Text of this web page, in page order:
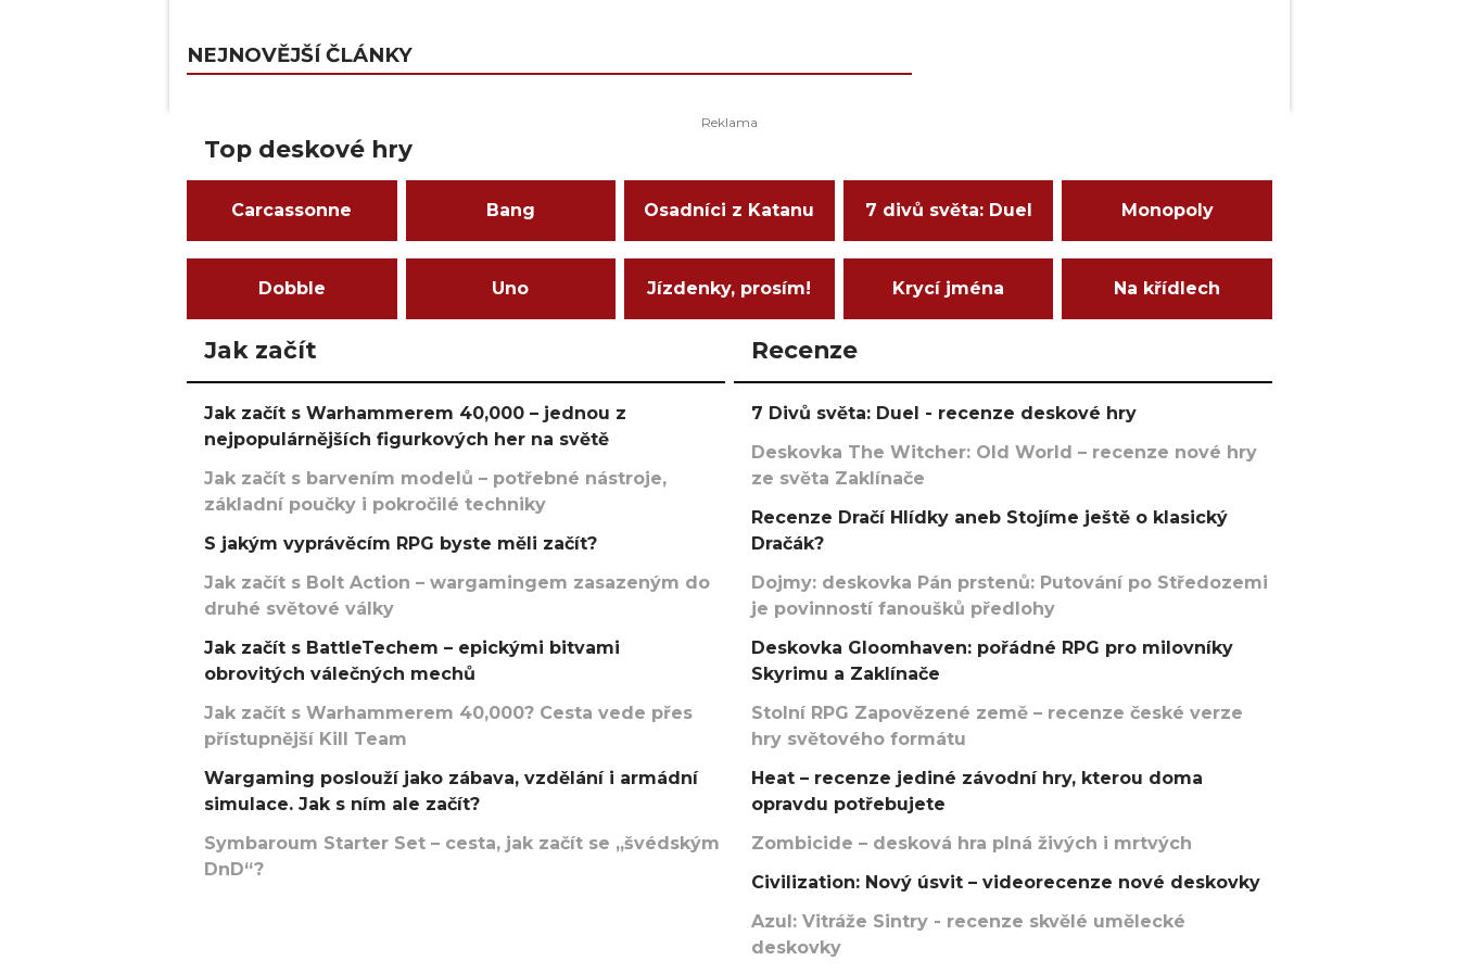
NEJNOVĚJŠÍ ČLÁNKY
Top deskové hry
Carcassonne Bang Osadníci z Katanu 7 divů světa: Duel Monopoly
Dobble Uno Jízdenky, prosím! Krycí jména Na křídlech
Jak začít
Jak začít s Warhammerem 40,000 – jednou z
nejpopulárnějších figurkových her na světě
Jak začít s barvením modelů – potřebné nástroje,
základní poučky i pokročilé techniky
S jakým vyprávěcím RPG byste měli začít?
Jak začít s Bolt Action – wargamingem zasazeným do
druhé světové války
Jak začít s BattleTechem – epickými bitvami
obrovitých válečných mechů
Jak začít s Warhammerem 40,000? Cesta vede přes
přístupnější Kill Team
Wargaming poslouží jako zábava, vzdělání i armádní
simulace. Jak s ním ale začít?
Symbaroum Starter Set – cesta, jak začít se „švédským
DnD“?
Recenze
7 Divů světa: Duel - recenze deskové hry
Deskovka The Witcher: Old World – recenze nové hry
ze světa Zaklínače
Recenze Dračí Hlídky aneb Stojíme ještě o klasický
Dračák?
Dojmy: deskovka Pán prstenů: Putování po Středozemi
je povinností fanoušků předlohy
Deskovka Gloomhaven: pořádné RPG pro milovníky
Skyrimu a Zaklínače
Stolní RPG Zapovězené země – recenze české verze
hry světového formátu
Heat – recenze jediné závodní hry, kterou doma
opravdu potřebujete
Zombicide – desková hra plná živých i mrtvých
Civilization: Nový úsvit – videorecenze nové deskovky
Azul: Vitráže Sintry - recenze skvělé umělecké
deskovky